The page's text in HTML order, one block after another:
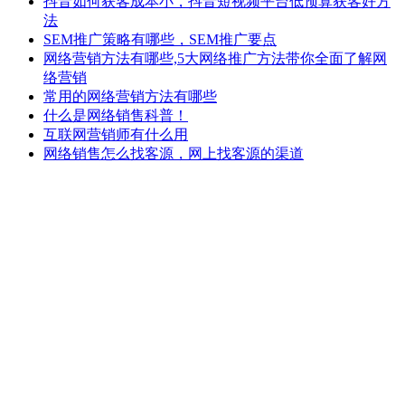
法
SEM推广策略有哪些，SEM推广要点
网络营销方法有哪些,5大网络推广方法带你全面了解网
络营销
常用的网络营销方法有哪些
什么是网络销售科普！
互联网营销师有什么用
网络销售怎么找客源，网上找客源的渠道